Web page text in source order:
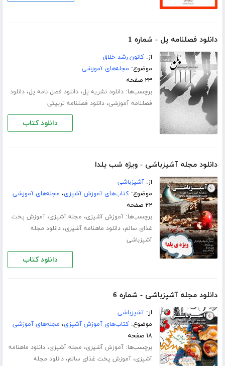
دانلود فصلنامه پل - شماره 1
از:کانون رشد خلاق
موضوع: مجله‌های آموزشی
۲۳ صفحه
برچسب‌ها:دانلود نشریه پل،دانلود فصل نامه پل،دانلود
فصلنامه آموزشی،دانلود فصلنامه تربیتی
دانلود کتاب
دانلود مجله آشپزباشی - ویژه شب یلدا
از:آشپزباشی
موضوع:کتاب‌های آموزش آشپزی، مجله‌های آموزشی
۲۲ صفحه
برچسب‌ها:آموزش آشپزی، مجله آشپزی،آموزش پخت
غذای سالم،دانلود ماهنامه آشپزی،دانلود مجله
آشپزباشی
دانلود کتاب
دانلود مجله آشپزباشی - شماره 6
از:آشپزباشی
موضوع:کتاب‌های آموزش آشپزی، مجله‌های آموزشی
۱۸ صفحه
برچسب‌ها:آموزش آشپزی، مجله آشپزی،دانلود ماهنامه
آشپزی،آموزش پخت غذای سالم،دانلود مجله